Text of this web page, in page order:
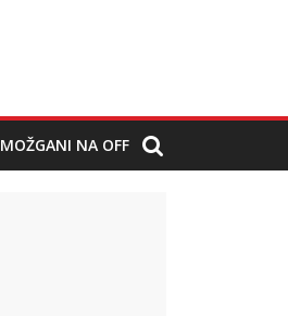
MOŽGANI NA OFF